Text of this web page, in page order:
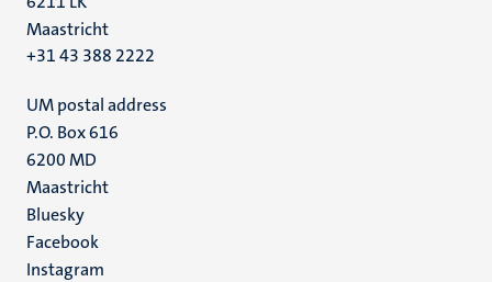
Maastricht
+31 43 388 2222
UM postal address
P.O. Box 616
6200 MD
Maastricht
Social
media
Bluesky
Facebook
Instagram